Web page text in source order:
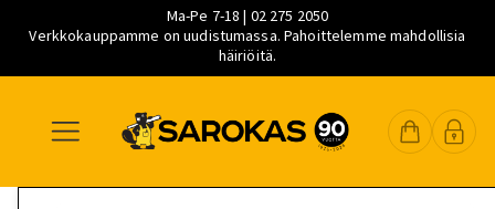
Ma-Pe 7-18 | 02 275 2050
Verkkokauppamme on uudistumassa. Pahoittelemme mahdollisia
häiriöitä.
navigointiin
sisältöön
pääsisältöön